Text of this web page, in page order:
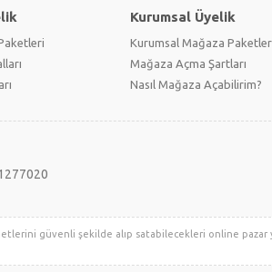
Kurumsal Üyelik
Kurumsal Mağaza
Mağaza Açma Şartları
Nasıl Mağaza Açabilirim?
güvenli şekilde alıp satabilecekleri online pazar